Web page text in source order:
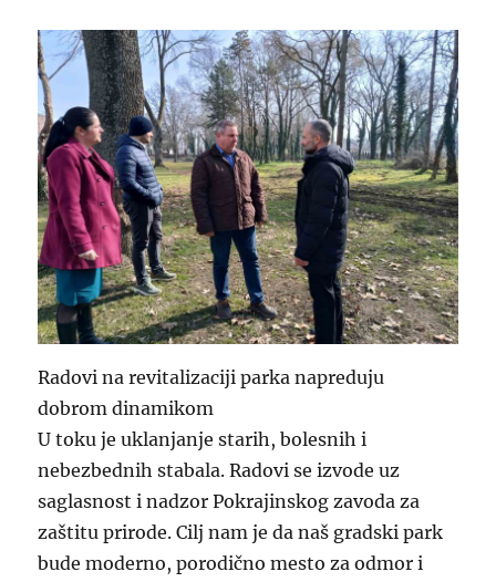
Radovi na revitalizaciji parka napreduju
dobrom dinamikom
U toku je uklanjanje starih, bolesnih i
nebezbednih stabala. Radovi se izvode uz
saglasnost i nadzor Pokrajinskog zavoda za
zaštitu prirode. Cilj nam je da naš gradski park
bude moderno, porodično mesto za odmor i